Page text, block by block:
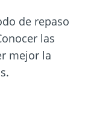
de repaso
las
mejor la